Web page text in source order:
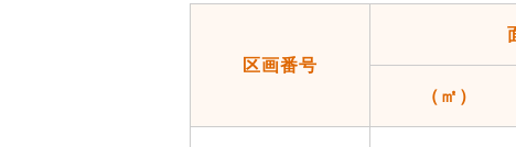
区画番号
（㎡）